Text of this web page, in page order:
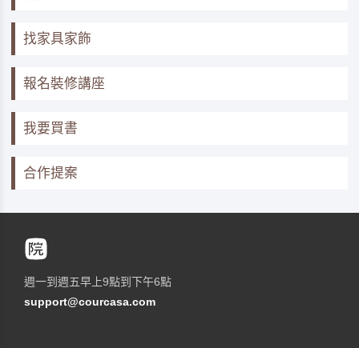
找家具家飾
報名裝修講座
我要買書
合作提案
週一到週五早上9點到下午6點
support@courcasa.com